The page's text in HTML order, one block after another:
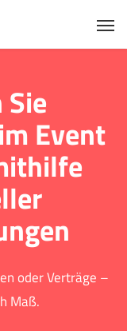
Event
oder Verträge –
Maß.